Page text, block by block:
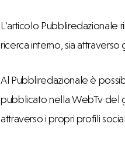
L’articolo Pubbliredazionale
ricerca interno, sia
Al Pubbliredazionale è
pubblicato nella WebTv del
attraverso i propri profili